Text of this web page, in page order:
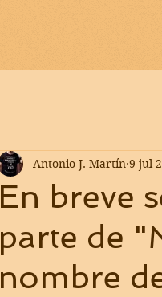
En breve
parte de
nombre
Antonio J. Martín 9 jul